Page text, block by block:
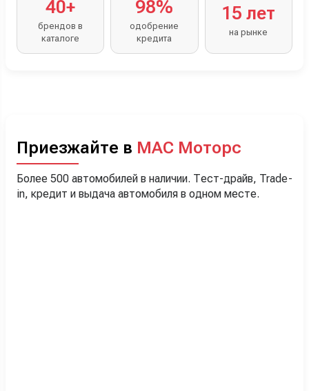
40+
брендов в
каталоге
98%
одобрение
кредита
15 лет
на рынке
Приезжайте в МАС Моторс
Более 500 автомобилей в наличии. Тест-драйв, Trade-
in, кредит и выдача автомобиля в одном месте.